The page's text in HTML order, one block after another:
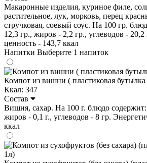
Макаронные изделия, куриное филе,
растительное, лук, морковь, перец
стручковая, соевый соус. На 100 гр.
12,3 гр., жиров - 2,2 гр., углеводов - 20,2
ценность - 143,7 ккал
Напитки Выберите 1 напиток
Компот из вишни ( пластиковая бутылка
Ккал: 347
Состав
Вишня, сахар. На 100 г. блюдо содержит:
жиров - 0,1 г., углеводов - 8 гр.
ккал